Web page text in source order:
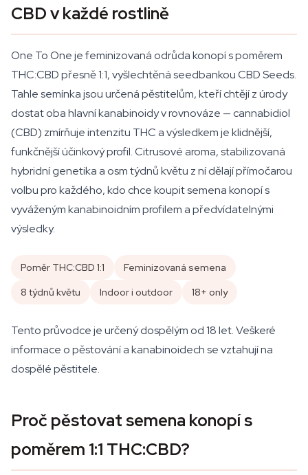
CBD v každé rostlině
One To One je feminizovaná odrůda konopí s poměrem
THC:CBD přesně 1:1, vyšlechtěná seedbankou CBD Seeds.
Tahle semínka jsou určená pěstitelům, kteří chtějí z úrody
dostat oba hlavní kanabinoidy v rovnováze — cannabidiol
(CBD) zmírňuje intenzitu THC a výsledkem je klidnější,
funkčnější účinkový profil. Citrusové aroma, stabilizovaná
hybridní genetika a osm týdnů květu z ní dělají přímočarou
volbu pro každého, kdo chce koupit semena konopí s
vyváženým kanabinoidním profilem a předvídatelnými
výsledky.
Poměr THC:CBD 1:1
Feminizovaná semena
8 týdnů květu
Indoor i outdoor 18+ only
Tento průvodce je určený dospělým od 18 let. Veškeré
informace o pěstování a kanabinoidech se vztahují na
dospělé pěstitele.
Proč pěstovat semena konopí s
poměrem 1:1 THC:CBD?